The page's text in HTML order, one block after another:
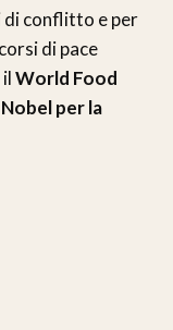
di conflitto e per
di pace
World Food
per la